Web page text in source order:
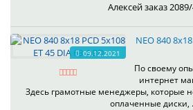
Алексей заказ
09.12.2021
NEO 840
По своему
интернет
Здесь грамотные менеджеры, которые
оплаченные диски,